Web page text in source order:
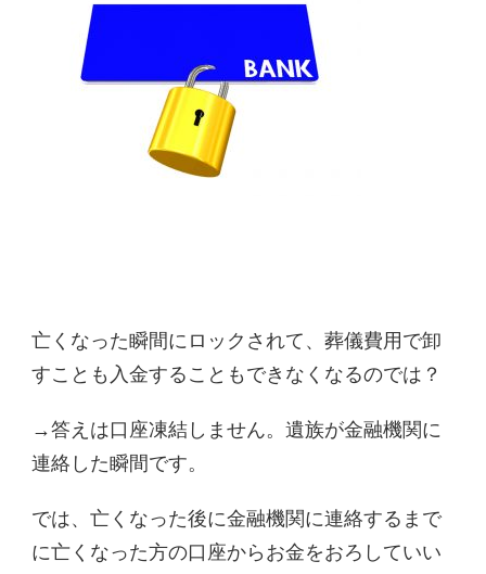
亡くなった瞬間にロックされて、葬儀費用で卸
すことも入金することもできなくなるのでは？
→答えは口座凍結しません。遺族が金融機関に
連絡した瞬間です。
では、亡くなった後に金融機関に連絡するまで
に亡くなった方の口座からお金をおろしていい